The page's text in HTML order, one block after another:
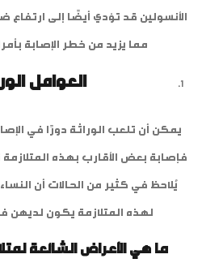
الأنسولين قد تؤدي أيضًا إلى
مما يزيد من خطر الإصابة
العوامل
يمكن أن تلعب الوراثة دورًا في
فإصابة بعض الأقارب بهذه المتلازمة
يُلاحظ في كثير من الحالات أن
لهذه المتلازمة يكون لديهن
ما هي الأعراض الشائعة